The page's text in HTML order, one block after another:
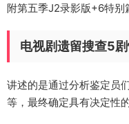
附第五季J2录影版+6特别
电视剧遗留搜查5
讲述的是通过分析鉴定员
等，最终确定具有决定性